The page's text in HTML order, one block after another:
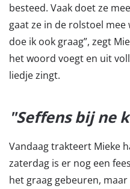
besteed. Vaak doet ze
gaat ze in de rolstoel mee
doe ik ook graag”, zegt
het woord voegt en uit
liedje zingt.
"Seffens bij ne
Vandaag trakteert Mieke
zaterdag is er nog een
het graag gebeuren,